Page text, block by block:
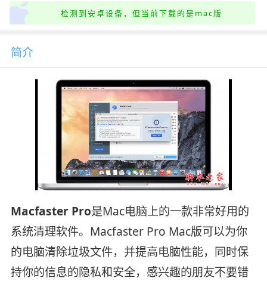
检测到安卓设备，但当前下载的是mac版
简介
Macfaster Pro是Mac电脑上的一款非常好用的
系统清理软件。Macfaster Pro Mac版可以为你
的电脑清除垃圾文件，并提高电脑性能，同时保
持你的信息的隐私和安全，感兴趣的朋友不要错